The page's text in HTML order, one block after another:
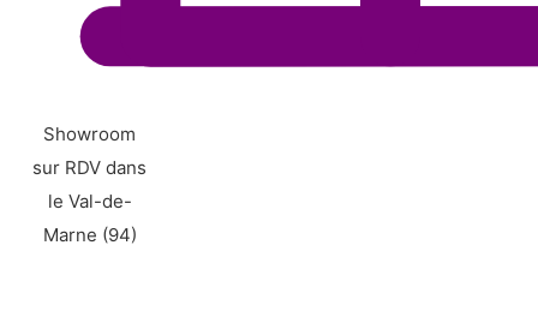
Showroom
sur RDV dans
le Val-de-
Marne (94)